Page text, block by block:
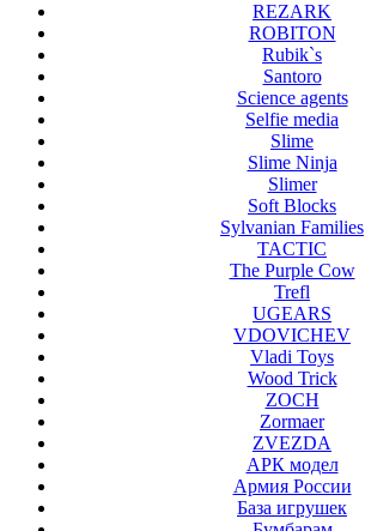
REZARK
ROBITON
Rubik`s
Santoro
Science agents
Selfie media
Slime
Slime Ninja
Slimer
Soft Blocks
Sylvanian Families
TACTIC
The Purple Cow
Trefl
UGEARS
VDOVICHEV
Vladi Toys
Wood Trick
ZOCH
Zormaer
ZVEZDA
АРК модел
Армия России
База игрушек